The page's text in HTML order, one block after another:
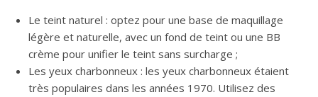
Le teint naturel : optez pour une base de maquillage
légère et naturelle, avec un fond de teint ou une BB
crème pour unifier le teint sans surcharge ;
Les yeux charbonneux : les yeux charbonneux étaient
très populaires dans les années 1970. Utilisez des